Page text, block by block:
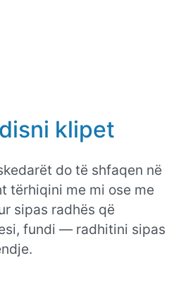
klipet
do të shfaqen në
tërhiqini me mi ose me
sipas radhës që
fundi — radhitini sipas